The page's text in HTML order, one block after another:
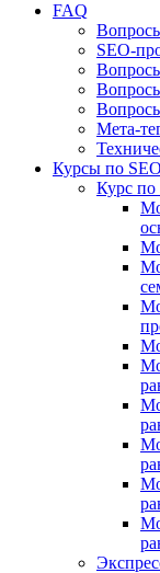
FAQ
SEO-
Мета-
Курсы по SEO
Курс по